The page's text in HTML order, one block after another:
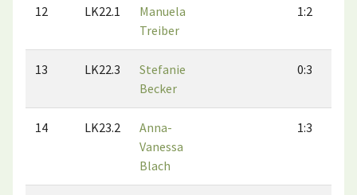
12 LK22.1
Manuela
Treiber
1:2
13 LK22.3
Stefanie
Becker
0:3
14 LK23.2
Anna-
Vanessa
Blach
1:3